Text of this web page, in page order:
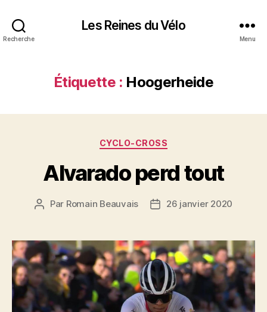
Recherche
Les Reines du Vélo
Menu
Étiquette : Hoogerheide
Catégories
CYCLO-CROSS
Alvarado perd tout
Auteur
Par Romain Beauvais
Date26 janvier 2020